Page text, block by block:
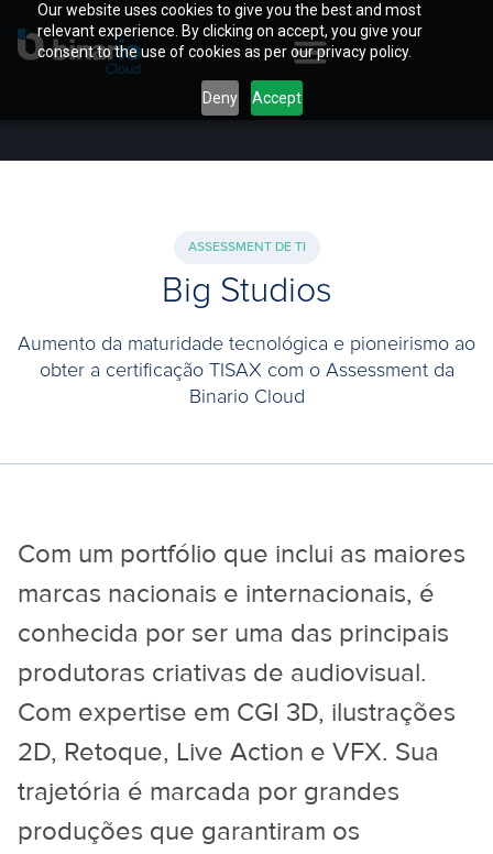
Our website uses cookies to give you the best and most
relevant experience. By clicking on accept, you give your
consent to the use of cookies as per our privacy policy.
Deny Accept
ASSESSMENT DE TI
Big Studios
Aumento da maturidade tecnológica e pioneirismo ao
obter a certificação TISAX com o Assessment da
Binario Cloud
Com um portfólio que inclui as maiores
marcas nacionais e internacionais, é
conhecida por ser uma das principais
produtoras criativas de audiovisual.
Com expertise em CGI 3D, ilustrações
2D, Retoque, Live Action e VFX. Sua
trajetória é marcada por grandes
produções que garantiram os